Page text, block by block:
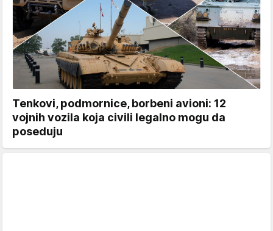
Tenkovi, podmornice, borbeni avioni: 12
vojnih vozila koja civili legalno mogu da
poseduju